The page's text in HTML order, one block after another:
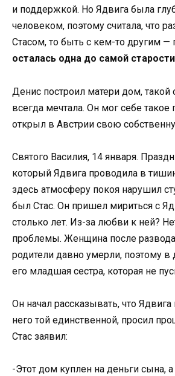
и поддержкой. Но Ядвига была
человеком, поэтому считала, что
Стасом, то быть с кем-то другим —
осталась одна до самой
Денис построил матери дом, такой
всегда мечтала. Он мог себе такое
открыл в Австрии свою
Святого Василия, 14 января.
который Ядвига проводила в
здесь атмосферу покоя нарушил
был Стас. Он пришел мириться с
столько лет. Из-за любви к ней?
проблемы. Женщина после развода
родители давно умерли, поэтому
его младшая сестра, которая не
Он начал рассказывать, что
него той единственной, просил
Стас заявил:
-Этот дом куплен на деньги сына,